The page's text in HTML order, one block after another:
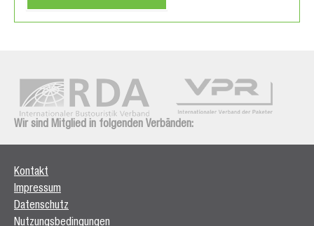
Wir sind Mitglied in folgenden Verbänden:
Kontakt
Impressum
Datenschutz
Nutzungsbedingungen